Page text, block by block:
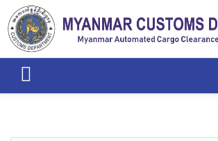
Skip to main content